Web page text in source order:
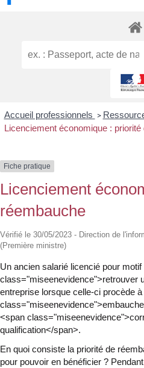
Accueil professionnels >
Licenciement économique :
Fiche pratique
Licenciement
réembauche
Vérifié le 30/05/2023 - Direction de
(Première ministre)
Un ancien salarié licencié pour
class="miseenevidence">retrouver
entreprise lorsque celle-ci procède
<span
qualification</span>.
En quoi consiste la priorité de
pour pouvoir en bénéficier ?